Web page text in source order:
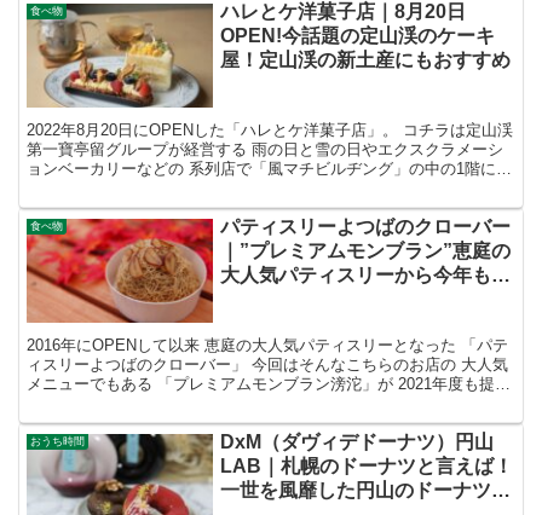
食べ物
ハレとケ洋菓子店｜8月20日
OPEN!今話題の定山渓のケーキ
屋！定山渓の新土産にもおすすめ
2022年8月20日にOPENした「ハレとケ洋菓子店」。 コチラは定山渓
第一寶亭留グループが経営する 雨の日と雪の日やエクスクラメーシ
ョンベーカリーなどの 系列店で「風マチビルヂング」の中の1階に
食べ物
パティスリーよつばのクローバー
｜”プレミアムモンブラン”恵庭の
大人気パティスリーから今年も絞
2016年にOPENして以来 恵庭の大人気パティスリーとなった 「パテ
ィスリーよつばのクローバー」 今回はそんなこちらのお店の 大人気
メニューでもある 「プレミアムモンブラン滂沱」が 2021年度も提供
おうち時間
DxM（ダヴィデドーナツ）円山
LAB｜札幌のドーナツと言えば！
一世を風靡した円山のドーナツ。